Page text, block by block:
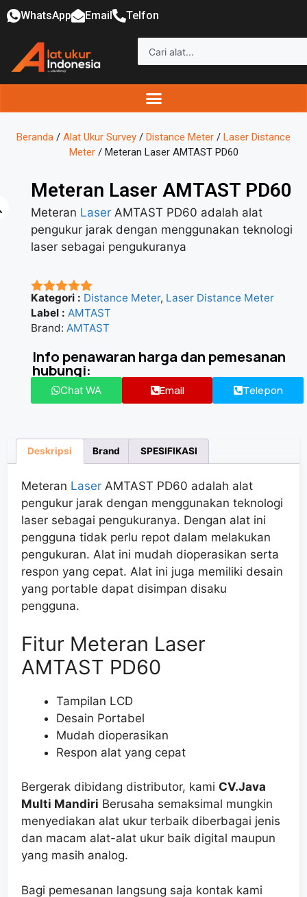
WhatsApp Email Telfon
Beranda / Alat Ukur Survey / Distance Meter / Laser Distance
Meter/ Meteran Laser AMTAST PD60
Meteran Laser AMTAST PD60
Meteran Laser AMTAST PD60 adalah alat
pengukur jarak dengan menggunakan teknologi
laser sebagai pengukuranya
★★★★★
Kategori : Distance Meter, Laser Distance Meter
Label : AMTAST
Brand: AMTAST
Info penawaran harga dan pemesanan
hubungi:
Chat WA Email Telepon
Deskripsi Brand SPESIFIKASI
Meteran Laser AMTAST PD60 adalah alat
pengukur jarak dengan menggunakan teknologi
laser sebagai pengukuranya. Dengan alat ini
pengguna tidak perlu repot dalam melakukan
pengukuran. Alat ini mudah dioperasikan serta
respon yang cepat. Alat ini juga memiliki desain
yang portable dapat disimpan disaku
pengguna.
Fitur Meteran Laser
AMTAST PD60
Tampilan LCD
Desain Portabel
Mudah dioperasikan
Respon alat yang cepat
Bergerak dibidang distributor, kami CV.Java
Multi Mandiri Berusaha semaksimal mungkin
menyediakan alat ukur terbaik diberbagai jenis
dan macam alat-alat ukur baik digital maupun
yang masih analog.
Bagi pemesanan langsung saja kontak kami